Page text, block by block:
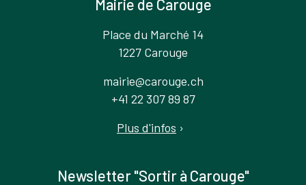
Mairie de Carouge
Place du Marché 14
1227 Carouge
mairie@carouge.ch
+41 22 307 89 87
Plus d'infos ›
Newsletter "Sortir à Carouge"